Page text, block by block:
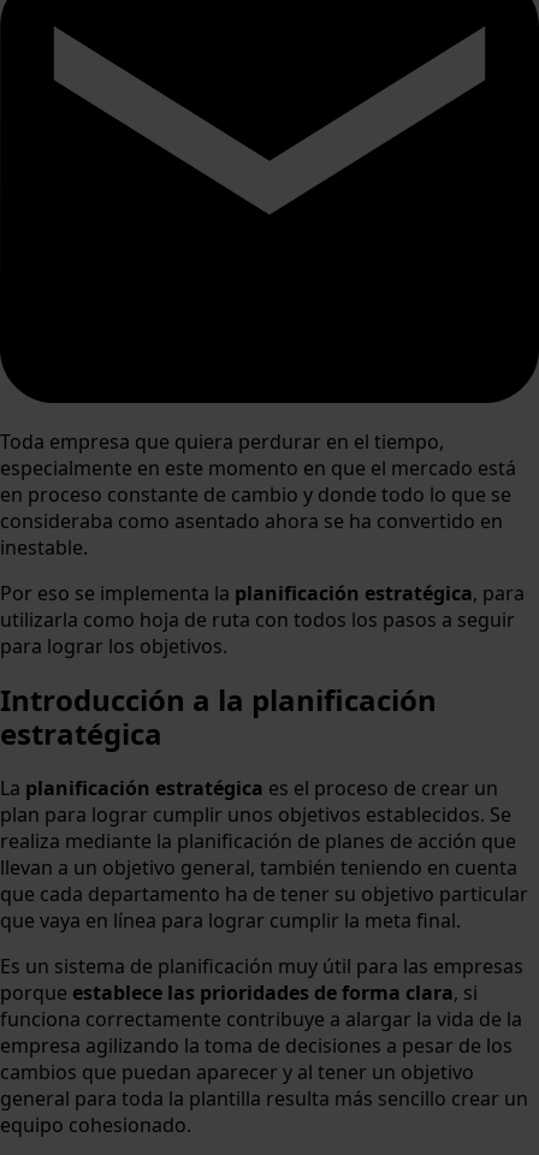
Toda empresa que quiera perdurar en el tiempo,
especialmente en este momento en que el mercado está
en proceso constante de cambio y donde todo lo que se
consideraba como asentado ahora se ha convertido en
inestable.
Por eso se implementa la planificación estratégica, para
utilizarla como hoja de ruta con todos los pasos a seguir
para lograr los objetivos.
Introducción a la planificación
estratégica
La planificación estratégica es el proceso de crear un
plan para lograr cumplir unos objetivos establecidos. Se
realiza mediante la planificación de planes de acción que
llevan a un objetivo general, también teniendo en cuenta
que cada departamento ha de tener su objetivo particular
que vaya en línea para lograr cumplir la meta final.
Es un sistema de planificación muy útil para las empresas
porque establece las prioridades de forma clara, si
funciona correctamente contribuye a alargar la vida de la
empresa agilizando la toma de decisiones a pesar de los
cambios que puedan aparecer y al tener un objetivo
general para toda la plantilla resulta más sencillo crear un
equipo cohesionado.